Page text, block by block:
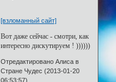
[взломанный сайт]
Вот даже сейчас - смотри, как
интересно дискутируем ! ))))))
Отредактировано Алиса в
Стране Чудес (2013-01-20
06:53:57)